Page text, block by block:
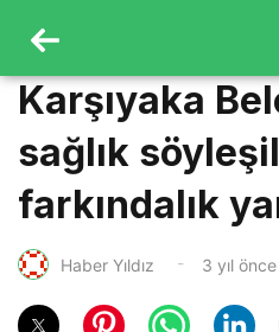
Karşıyaka
sağlık
farkındalık
Haber Yıldız 3 yıl önce